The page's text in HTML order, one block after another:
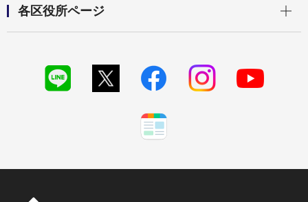
各区役所ページ